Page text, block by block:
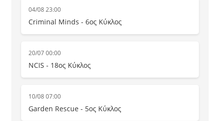
04/08 23:00
Criminal Minds - 6ος Κύκλος
20/07 00:00
NCIS - 18ος Κύκλος
10/08 07:00
Garden Rescue - 5ος Κύκλος